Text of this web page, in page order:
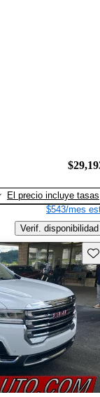
El precio incluye tasas
$543/mes
Verif. disponibilidad